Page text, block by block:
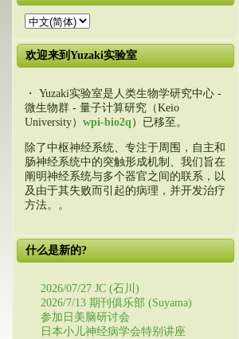
欢迎来到Yuzaki实验室
・ Yuzaki实验室是人类生物学研究中心 -
微生物群 - 量子计算研究（Keio
University） wpi-bio2q ）已移至。
除了中枢神经系统、专注于周围，自主和
肠神经系统中的突触形成机制、我们旨在
阐明神经系统与多个器官之间的联系，以
及由于其失败而引起的病理，并开发治疗
方法。。
什么是新的?
2026/07/27 JC (石川)
2026/7/13 期刊俱乐部 (Suyama)
参加日美脑研讨会
日本小儿神经病学会特别讲座